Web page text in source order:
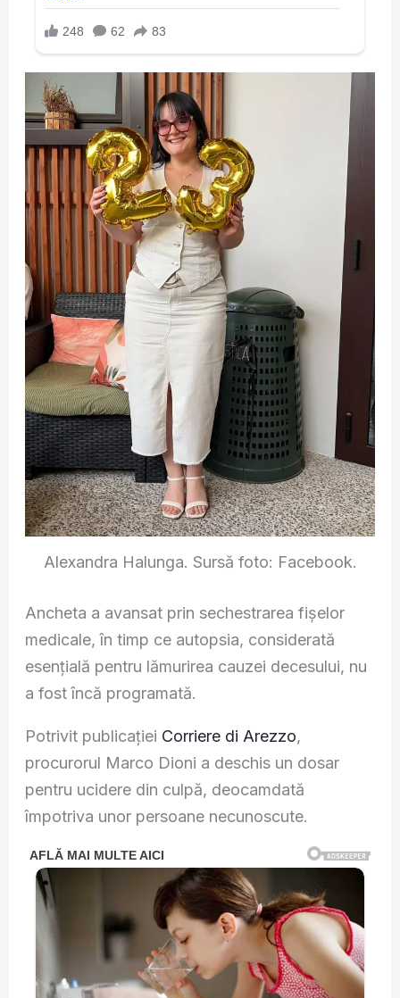
Alexandra Halunga. Sursă foto: Facebook.
Ancheta a avansat prin sechestrarea fișelor
medicale, în timp ce autopsia, considerată
esențială pentru lămurirea cauzei decesului, nu
a fost încă programată.
Potrivit publicației Corriere di Arezzo,
procurorul Marco Dioni a deschis un dosar
pentru ucidere din culpă, deocamdată
împotriva unor persoane necunoscute.